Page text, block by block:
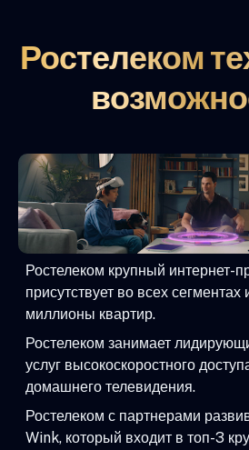
Ростелеком
Ростелеком крупный интернет-
присутствует во всех сегментах
миллионы квартир.
Ростелеком занимает
услуг высокоскоростного
домашнего телевидения.
Ростелеком с партнерами
Wink, который входит в топ-3